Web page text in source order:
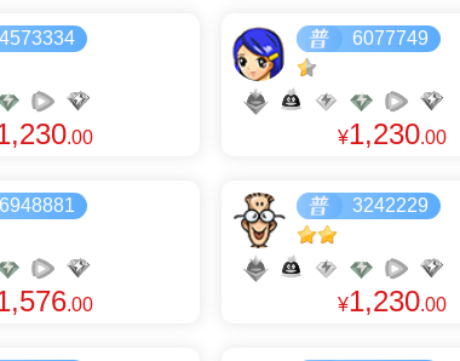
4573334
.00
6077749
¥1,230.00
6948881
.00
3242229
¥1,230.00